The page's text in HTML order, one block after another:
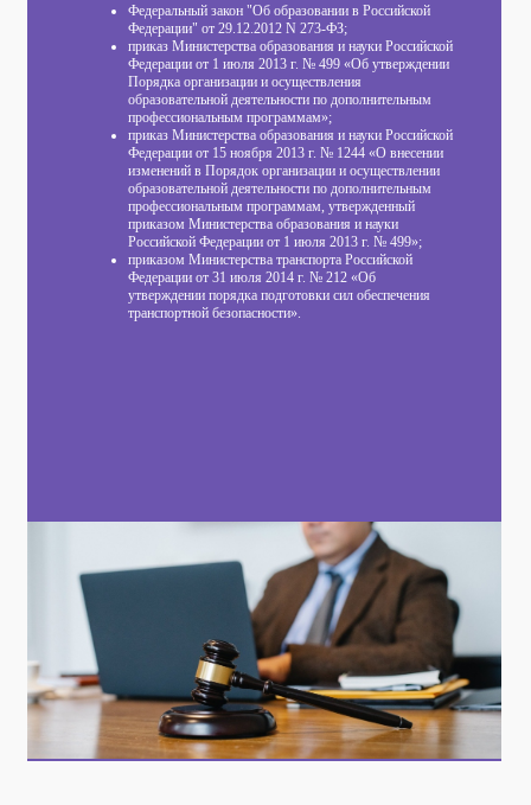
Федеральный закон "Об образовании в Российской
Федерации" от 29.12.2012 N 273-ФЗ;
приказ Министерства образования и науки Российской
Федерации от 1 июля 2013 г. № 499 «Об утверждении
Порядка организации и осуществления
образовательной деятельности по дополнительным
профессиональным программам»;
приказ Министерства образования и науки Российской
Федерации от 15 ноября 2013 г. № 1244 «О внесении
изменений в Порядок организации и осуществлении
образовательной деятельности по дополнительным
профессиональным программам, утвержденный
приказом Министерства образования и науки
Российской Федерации от 1 июля 2013 г. № 499»;
приказом Министерства транспорта Российской
Федерации от 31 июля 2014 г. № 212 «Об
утверждении порядка подготовки сил обеспечения
транспортной безопасности».